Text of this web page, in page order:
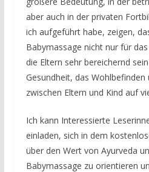
aber auch in der privaten
ich aufgeführt habe, zeigen,
Babymassage nicht nur für
die Eltern sehr bereichernd
Gesundheit, das Wohlbefinden
zwischen Eltern und Kind auf
Ich kann Interessierte
einladen, sich in dem
über den Wert von Ayurveda
Babymassage zu orientieren